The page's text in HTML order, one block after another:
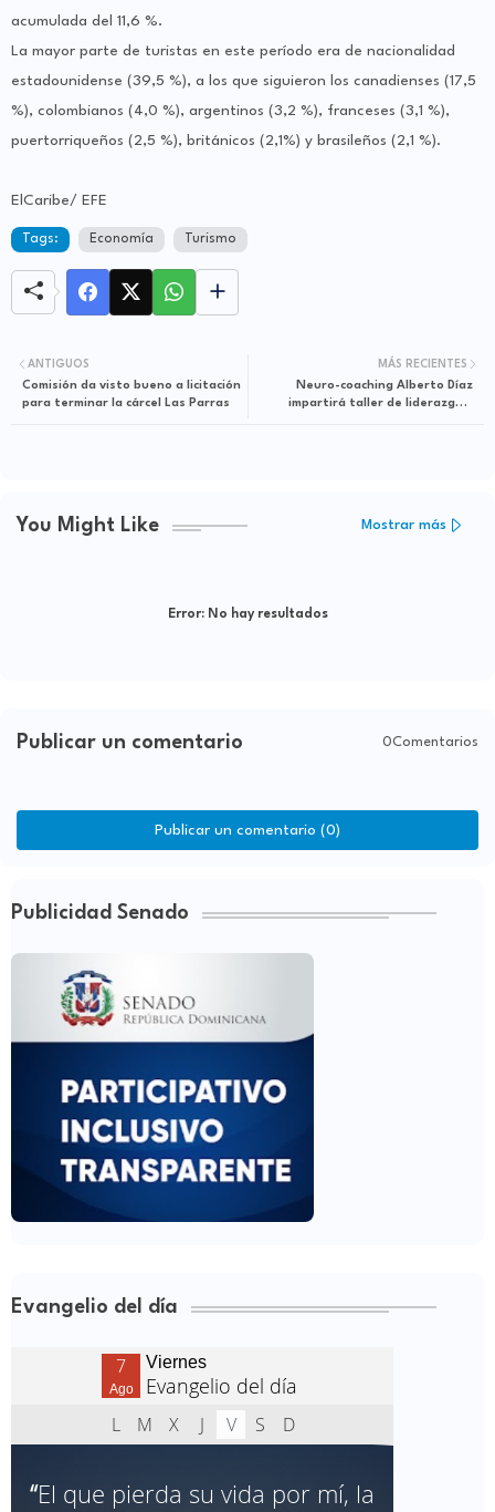
acumulada del 11,6 %.
La mayor parte de turistas en este período era de nacionalidad
estadounidense (39,5 %), a los que siguieron los canadienses (17,5
%), colombianos (4,0 %), argentinos (3,2 %), franceses (3,1 %),
puertorriqueños (2,5 %), británicos (2,1%) y brasileños (2,1 %).
ElCaribe/ EFE
Tags: Economía Turismo
MÁS RECIENTES
Neuro-coaching Alberto Díaz
impartirá taller de liderazgo y
ANTIGUOS
Comisión da visto bueno a licitación
para terminar la cárcel Las Parras
You Might Like Mostrar más
Error:No hay resultados
Publicar un comentario 0Comentarios
Publicar un comentario (0)
Publicidad Senado
Evangelio del día